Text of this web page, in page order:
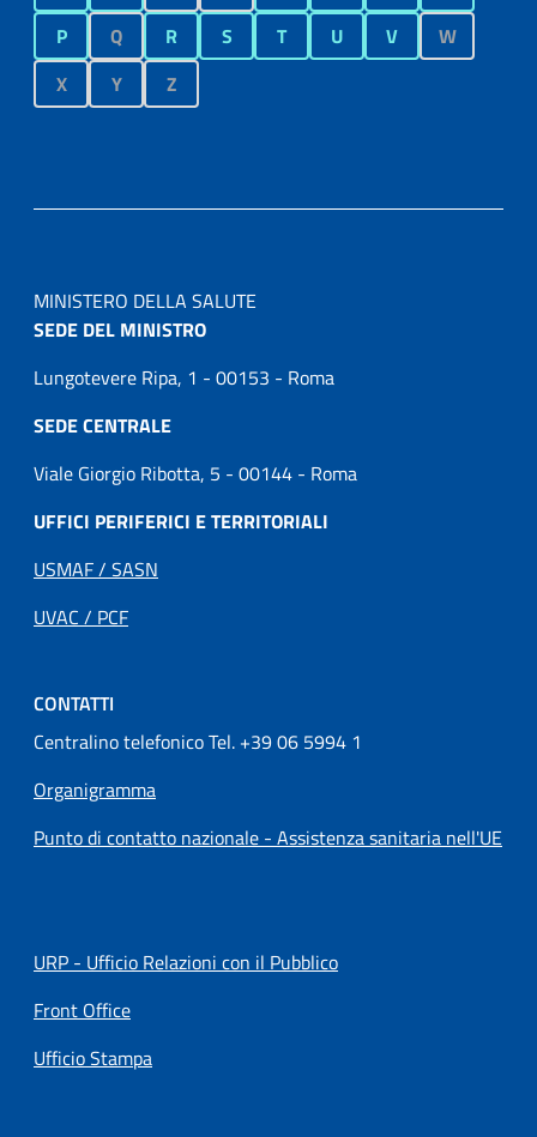
P
Q R S T U V
W
X
Y Z
MINISTERO DELLA SALUTE
SEDE DEL MINISTRO
Lungotevere Ripa, 1 - 00153 - Roma
SEDE CENTRALE
Viale Giorgio Ribotta, 5 - 00144 - Roma
UFFICI PERIFERICI E TERRITORIALI
USMAF / SASN
UVAC / PCF
CONTATTI
Centralino telefonico Tel. +39 06 5994 1
Organigramma
Punto di contatto nazionale - Assistenza sanitaria nell'UE
URP - Ufficio Relazioni con il Pubblico
Front Office
Ufficio Stampa